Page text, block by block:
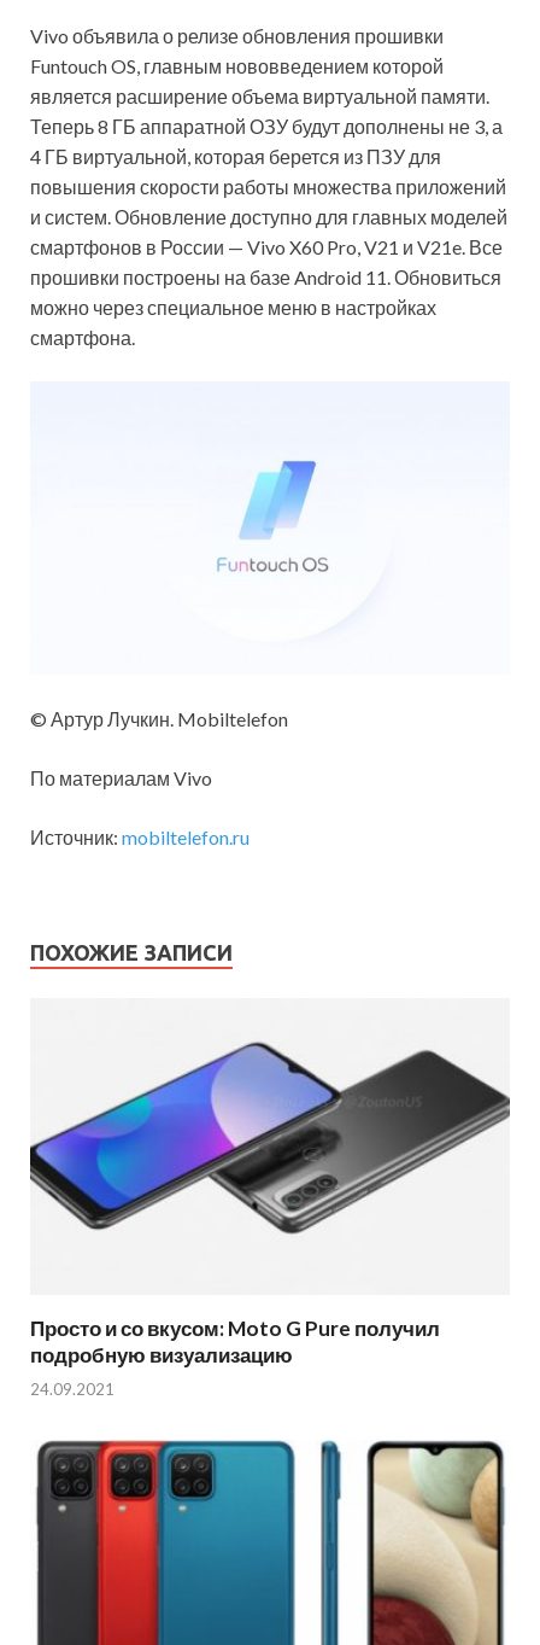
Vivo объявила о релизе обновления прошивки
Funtouch OS, главным нововведением которой
является расширение объема виртуальной памяти.
Теперь 8 ГБ аппаратной ОЗУ будут дополнены не 3, а
4 ГБ виртуальной, которая берется из ПЗУ для
повышения скорости работы множества приложений
и систем. Обновление доступно для главных моделей
смартфонов в России — Vivo X60 Pro, V21 и V21e. Все
прошивки построены на базе Android 11. Обновиться
можно через специальное меню в настройках
смартфона.
© Артур Лучкин. Mobiltelefon
По материалам Vivo
Источник: mobiltelefon.ru
ПОХОЖИЕ ЗАПИСИ
Просто и со вкусом: Moto G Pure получил
подробную визуализацию
24.09.2021